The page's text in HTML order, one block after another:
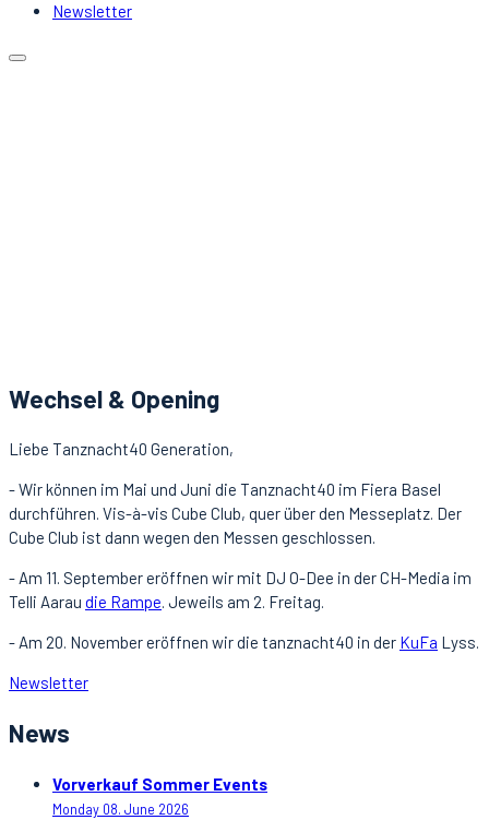
Newsletter
Wechsel & Opening
Liebe Tanznacht40 Generation,
- Wir können im Mai und Juni die Tanznacht40 im Fiera Basel
durchführen. Vis-à-vis Cube Club, quer über den Messeplatz. Der
Cube Club ist dann wegen den Messen geschlossen.
- Am 11. September eröffnen wir mit DJ O-Dee in der CH-Media im
Telli Aarau die Rampe. Jeweils am 2. Freitag.
- Am 20. November eröffnen wir die tanznacht40 in der KuFa Lyss.
Newsletter
News
Vorverkauf Sommer Events
Monday 08. June 2026